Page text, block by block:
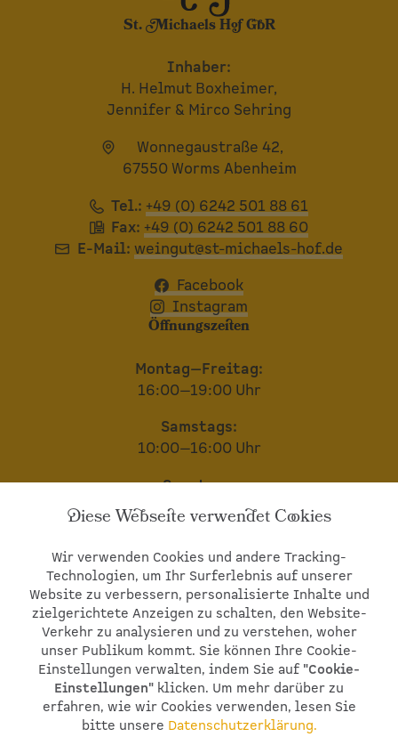
St. Michaels Hof GbR
Inhaber:
H. Helmut Boxheimer,
Jennifer & Mirco Sehring
Wonnegaustraße 42,
67550 Worms Abenheim
Tel.: +49 (0) 6242 501 88 61
Fax: +49 (0) 6242 501 88 60
E-Mail: weingut@st-michaels-hof.de
Facebook
Instagram
Öffnungszeiten
Montag—Freitag:
16:00—19:00 Uhr
Samstags:
10:00—16:00 Uhr
Sonntags:
geschlossen
© 2026St. Michaels Hof GbR.Alle Rechte
vorbehalten.Impressum•Datenschutzerklärung
•Datenschutz Social Media• Cookie-
Einstellungen
Diese Webseite verwendet Cookies
Wir verwenden Cookies und andere Tracking-
Technologien, um Ihr Surferlebnis auf unserer
Website zu verbessern, personalisierte Inhalte und
zielgerichtete Anzeigen zu schalten, den Website-
Verkehr zu analysieren und zu verstehen, woher
unser Publikum kommt. Sie können Ihre Cookie-
Einstellungen verwalten, indem Sie auf "Cookie-
Einstellungen" klicken. Um mehr darüber zu
erfahren, wie wir Cookies verwenden, lesen Sie
bitte unsere Datenschutzerklärung.